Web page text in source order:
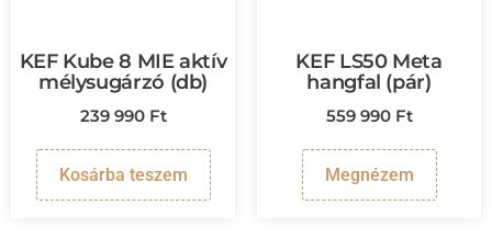
KEF Kube 8 MIE aktív
mélysugárzó (db)
239 990 Ft
Kosárba teszem
KEF LS50 Meta
hangfal (pár)
559 990 Ft
Megnézem